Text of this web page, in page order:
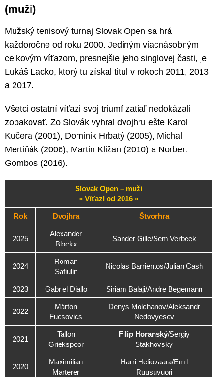
(muži)
Mužský tenisový turnaj Slovak Open sa hrá
každoročne od roku 2000. Jediným viacnásobným
celkovým víťazom, presnejšie jeho singlovej časti, je
Lukáš Lacko, ktorý tu získal titul v rokoch 2011, 2013
a 2017.
Všetci ostatní víťazi svoj triumf zatiaľ nedokázali
zopakovať. Zo Slovák vyhral dvojhru ešte Karol
Kučera (2001), Dominik Hrbatý (2005), Michal
Mertiňák (2006), Martin Kližan (2010) a Norbert
Gombos (2016).
Slovak Open – muži
» Víťazi od 2016 «
Rok Dvojhra Štvorhra
2025
Alexander
Blockx
Sander Gille/Sem Verbeek
2024
Roman
Safiulin
Nicolás Barrientos/Julian Cash
2023 Gabriel Diallo Siriam Balaji/Andre Begemann
2022
Márton
Fucsovics
Denys Molchanov/Aleksandr
Nedovyesov
2021
Tallon
Griekspoor
Filip Horanský/Sergiy
Stakhovsky
2020
Maximilian
Marterer
Harri Heliovaara/Emil
Ruusuvuori